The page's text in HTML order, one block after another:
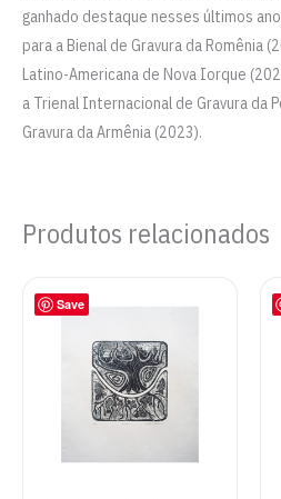
ganhado destaque nesses últimos
para a Bienal de Gravura da Romênia
Latino-Americana de Nova Iorque
a Trienal Internacional de Gravura da
Gravura da Armênia (2023).
Produtos relacionados
Save